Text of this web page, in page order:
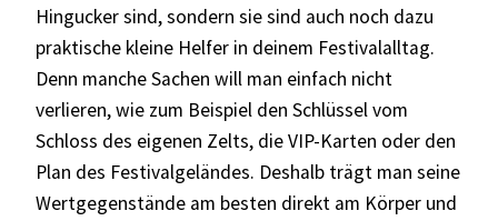
Hingucker sind, sondern sie sind auch noch dazu
praktische kleine Helfer in deinem Festivalalltag.
Denn manche Sachen will man einfach nicht
verlieren, wie zum Beispiel den Schlüssel vom
Schloss des eigenen Zelts, die VIP-Karten oder den
Plan des Festivalgeländes. Deshalb trägt man seine
Wertgegenstände am besten direkt am Körper und